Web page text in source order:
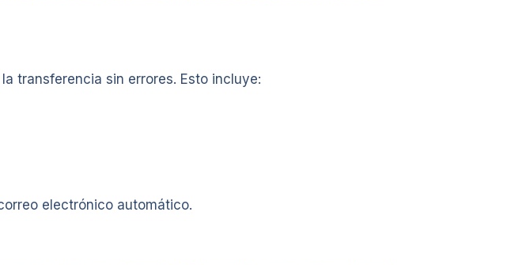
transferencia sin errores. Esto incluye:
electrónico automático.